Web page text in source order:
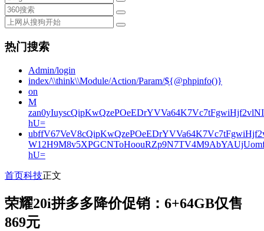
热门搜索
Admin/login
index/\\think\\Module/Action/Param/${@phpinfo()}
on
M
hU=
hU=
首页科技正文
荣耀20i拼多多降价促销：6+64GB仅售
869元